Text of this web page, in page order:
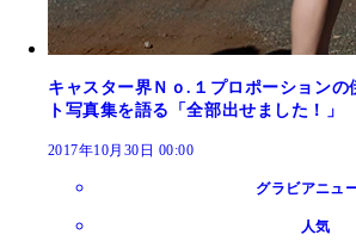
キャスター界Ｎｏ.１プロポーションの
ト写真集を語る「全部出せました！」
2017年10月30日 00:00
グラビアニュ
人気